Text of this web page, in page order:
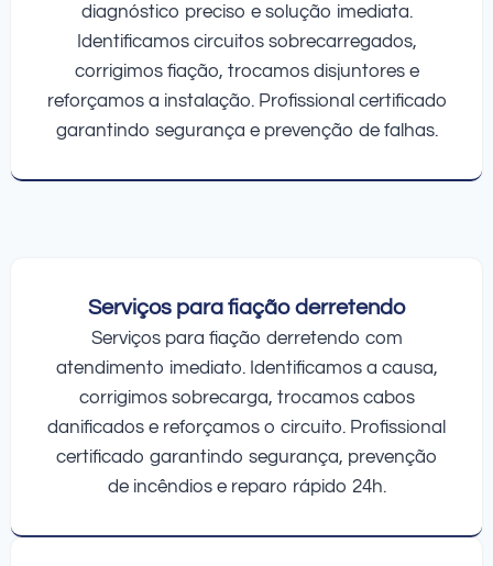
diagnóstico preciso e solução imediata.
Identificamos circuitos sobrecarregados,
corrigimos fiação, trocamos disjuntores e
reforçamos a instalação. Profissional certificado
garantindo segurança e prevenção de falhas.
Serviços para fiação derretendo
Serviços para fiação derretendo com
atendimento imediato. Identificamos a causa,
corrigimos sobrecarga, trocamos cabos
danificados e reforçamos o circuito. Profissional
certificado garantindo segurança, prevenção
de incêndios e reparo rápido 24h.